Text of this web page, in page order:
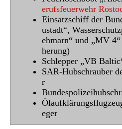
erufsfeuerwehr
Einsatzschiff der
ustadt“,
ehmarn“ und „MV
herung)
Schlepper „VB
SAR-Hubschrauber
r
eger